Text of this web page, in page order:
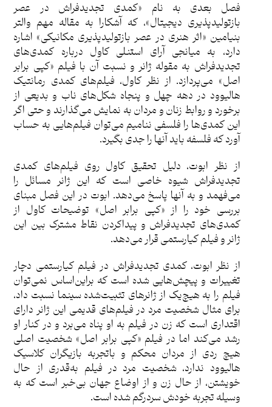
فصل بعدی به نام «کمدی تجدیدفراش در عصر
بازتولید‌پذیری دیجیتال»، که آشکارا به مقاله مهم والتر
بنیامین «اثر هنری در عصر بازتولیدپذیری مکانیکی» اشاره
دارد، به میانجی آرای استنلی کاول درباره کمدی‌های
تجدیدفراش به مقوله ژانر و نسبت آن با فیلم «کپی برابر
اصل» می‌پردازد. از نظر کاول، فیلم‌های کمدی رمانتیک
هالیوود در دهه چهل و پنجاه شکل‌های ناب و بدیعی از
برخورد و روابط زنان و مردان به نمایش می‌گذارند و حتی اگر
این کمدی‌ها را فلسفی ننامیم می‌توان فیلم‌هایی به حساب
آورد که فلسفه باید آنها را جدی بگیرد.
از نظر ابوت، دلیل تحقیق کاول روی فیلم‌های کمدی
تجدیدفراش شیوه خاصی است که این ژانر مسائل را
می‌فهمد و به آنها پاسخ می‌دهد. ابوت در این فصل مبنای
بررسی خود را از «کپی برابر اصل» توضیحات کاول از
کمدی‌های تجدیدفراش و پیداکردن نقاط مشترک بین این
ژانر و فیلم کیارستمی قرار می‌دهد.
از نظر ابوت، کمدی تجدیدفراش در فیلم کیارستمی دچار
تغییرات و پیچش‌هایی شده است که براین‌اساس نمی‌توان
فیلم را به هیچ‌یک از ژانر‌های تثبیت‌شده سینما نسبت داد،
برای مثال شخصیت مرد در فیلم‌های قدیمی این ژانر دارای
اقتداری است که زن در فیلم به او پناه می‌برد و در کنار او
رشد می‎‌کند اما در فیلم «کپی برابر اصل» شخصیت اصلی
هیچ ردی از مردان محکم و باتجربه بازیگران کلاسیک
هالیوود ندارد، شخصیت مرد در فیلم به‌قدری از حال
خویشتن، از حال زن و از اوضاع جهان بی‌خبر است که به
وسیله تجربه خودش سردرگم شده است.